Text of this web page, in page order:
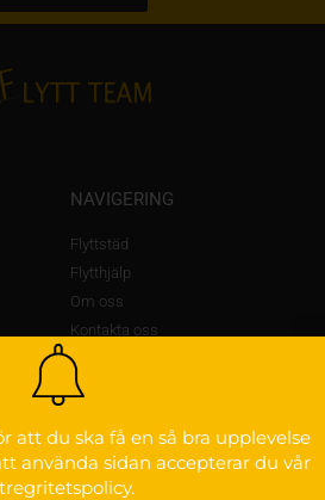
NAVIGERING
Flyttstäd
Flytthjälp
Om oss
Kontakta oss
att du ska få en så bra upplevelse
använda sidan accepterar du vår